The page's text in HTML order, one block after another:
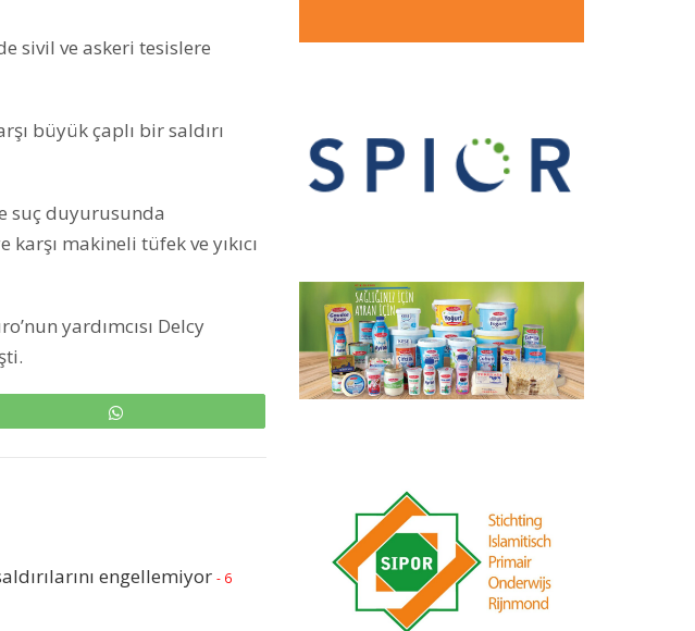
sivil ve askeri tesislere
büyük çaplı bir saldırı
suç duyurusunda
makineli tüfek ve yıkıcı
yardımcısı Delcy
engellemiyor - 6